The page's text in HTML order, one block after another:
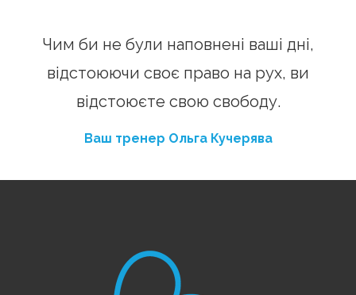
Чим би не були наповнені ваші дні,
відстоюючи своє право на рух, ви
відстоюєте свою свободу.
Ваш тренер Ольга Кучерява